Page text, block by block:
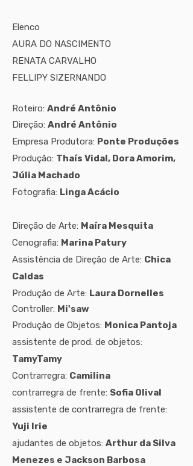
Elenco
AURA DO NASCIMENTO
RENATA CARVALHO
FELLIPY SIZERNANDO
Roteiro: André Antônio
Direção: André Antônio
Empresa Produtora: Ponte Produções
Produção: Thaís Vidal, Dora Amorim,
Júlia Machado
Fotografia: Linga Acácio
Direção de Arte: Maíra Mesquita
Cenografia: Marina Patury
Assistência de Direção de Arte: Chica
Caldas
Produção de Arte: Laura Dornelles
Controller: Mi'saw
Produção de Objetos: Monica Pantoja
assistente de prod. de objetos:
TamyTamy
Contrarregra: Camilina
contrarregra de frente: Sofia Olival
assistente de contrarregra de frente:
Yuji Irie
ajudantes de objetos: Arthur da Silva
Menezes e Jackson Barbosa